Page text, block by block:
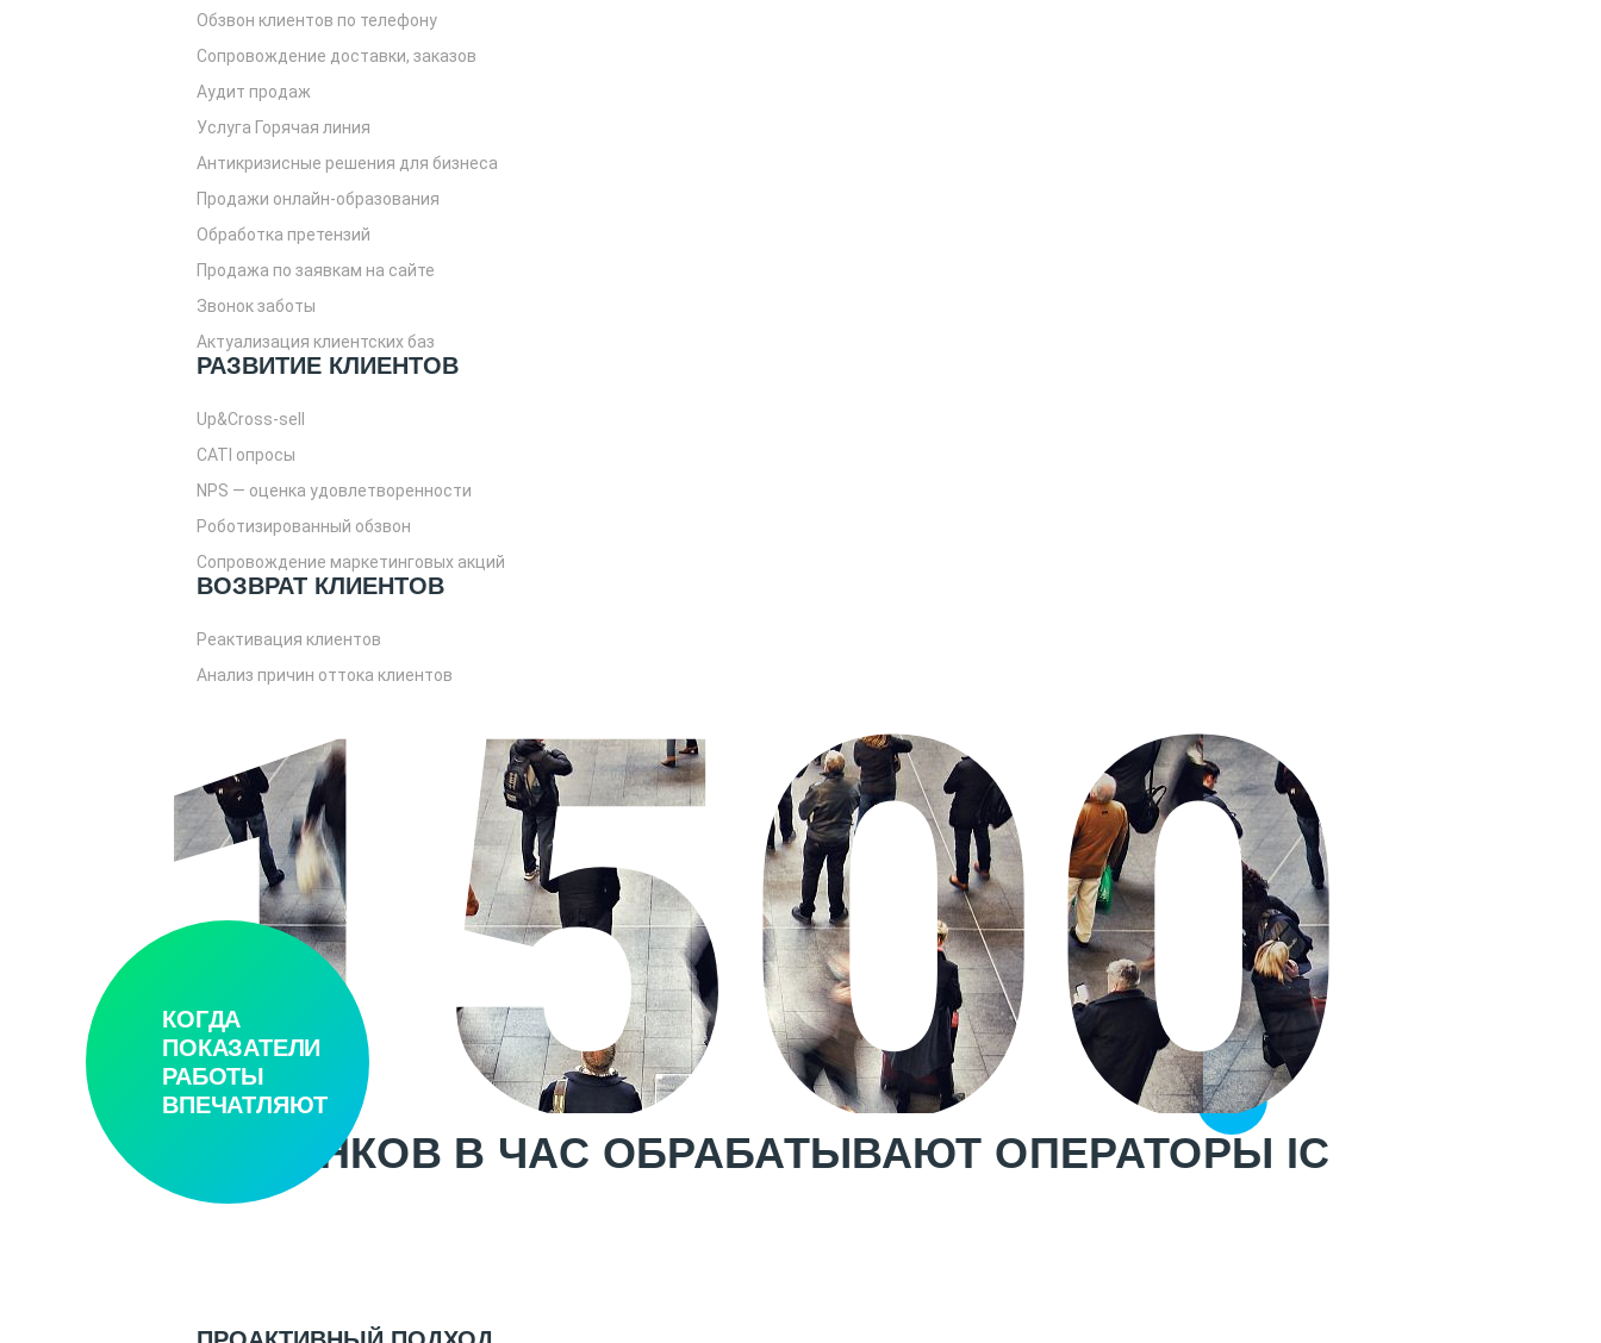
Обзвон клиентов по телефону
Сопровождение доставки, заказов
Аудит продаж
Услуга Горячая линия
Антикризисные решения для бизнеса
Продажи онлайн-образования
Обработка претензий
Продажа по заявкам на сайте
Звонок заботы
Актуализация клиентских баз
РАЗВИТИЕ КЛИЕНТОВ
Up&Cross-sell
CATI опросы
NPS — оценка удовлетворенности
Роботизированный обзвон
Сопровождение маркетинговых акций
ВОЗВРАТ КЛИЕНТОВ
Реактивация клиентов
Анализ причин оттока клиентов
1500
ЗВОНКОВ В ЧАС ОБРАБАТЫВАЮТ ОПЕРАТОРЫ IC
КОГДА
ПОКАЗАТЕЛИ
РАБОТЫ
ВПЕЧАТЛЯЮТ